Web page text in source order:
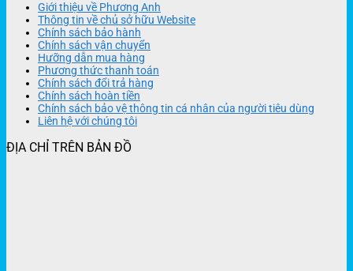
Giới thiệu về Phương Anh
Thông tin về chủ sở hữu Website
Chính sách bảo hành
Chính sách vận chuyển
Hưỡng dẫn mua hàng
Phương thức thanh toán
Chính sách đổi trả hàng
Chính sách hoàn tiền
Chính sách bảo vệ thông tin cá nhân của người tiêu dùng
Liên hệ với chúng tôi
ĐỊA CHỈ TRÊN BẢN ĐỒ